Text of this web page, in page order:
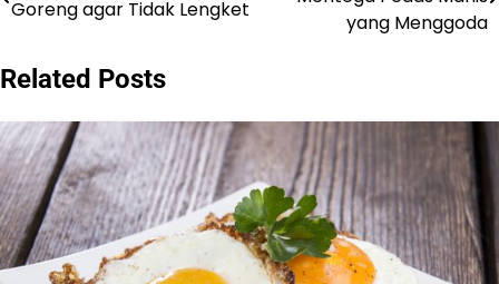
navigation
Goreng agar Tidak Lengket
yang Menggoda
Related Posts